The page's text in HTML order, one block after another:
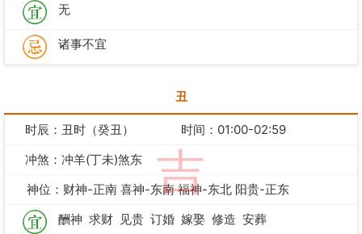
无
诸事不宜
丑
吉
时辰：丑时（癸丑）
时间：01:00-02:59
冲煞：冲羊(丁未)煞东
神位：财神-正南 喜神-东南 福神-东北 阳贵-正东
酬神 求财 见贵 订婚 嫁娶 修造 安葬